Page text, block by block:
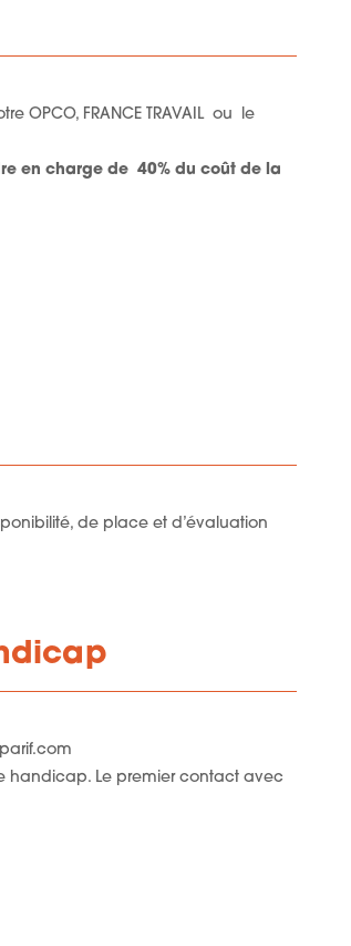
OPCO, FRANCE TRAVAIL ou le
en charge de 40% du coût de la
de place et d’évaluation
handicap. Le premier contact avec